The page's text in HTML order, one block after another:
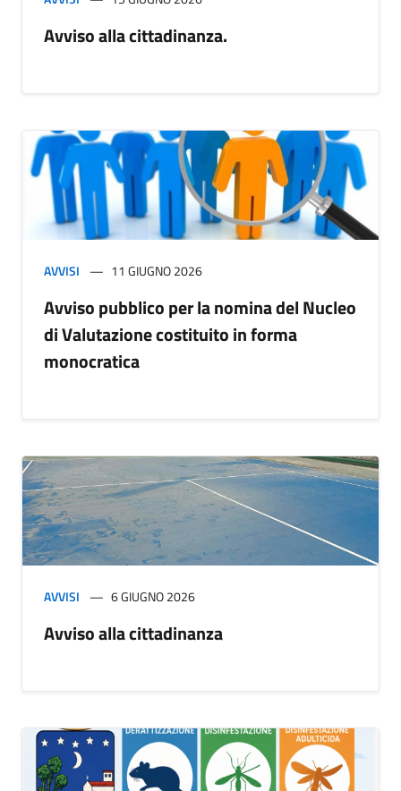
Avviso alla cittadinanza.
AVVISI 11 GIUGNO 2026
Avviso pubblico per la nomina del Nucleo
di Valutazione costituito in forma
monocratica
AVVISI 6 GIUGNO 2026
Avviso alla cittadinanza